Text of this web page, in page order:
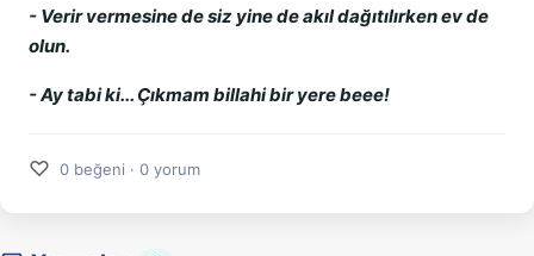
- Verir vermesine de siz yine de akıl dağıtılırken ev de
olun.
- Ay tabi ki... Çıkmam billahi bir yere beee!
♡ 0 beğeni · 0 yorum